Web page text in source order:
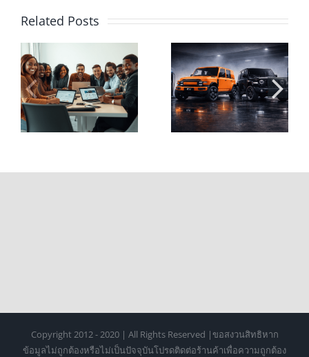
Related Posts
ค่าไฟต่อเดือน vs
ค่าน้ำมัน ถ้าขับ
CHERY V23 วันละ
60 กม. ต้องจ่าย
CHERY V23
รถไฟฟ้าทรงกล่อง
สุดเท่ สเปกแน่น
พร้อมลุยทั้งใน
Copyright 2012 - 2020 | All Rights Reserved |ขอสงวนสิทธิหาก
ข้อมูลไม่ถูกต้องหรือไม่เป็นปัจจุบันโปรดติดต่อร้านค้าเพื่อความถูกต้อง